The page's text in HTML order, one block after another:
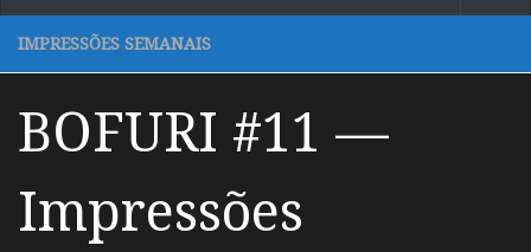
IMPRESSÕES SEMANAIS
BOFURI #11 —
Impressões